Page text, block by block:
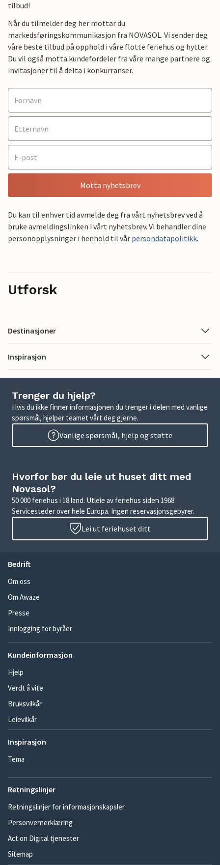
tilbud!
Når du tilmelder deg her mottar du
markedsføringskommunikasjon fra NOVASOL. Vi sender deg
våre beste tilbud på opphold i våre flotte feriehus og hytter.
Du vil også motta kundefordeler fra våre mange partnere og
invitasjoner til å delta i konkurranser.
Motta nyhetsbrev
Du kan til enhver tid avmelde deg fra vårt nyhetsbrev ved å
bruke avmeldingslinken i vårt nyhetsbrev. Vi behandler dine
personopplysninger i henhold til vår persondatapolitikk.
Utforsk
Destinasjoner
Inspirasjon
Trenger du hjelp?
Hvis du ikke finner informasjonen du trenger i delen med vanlige
spørsmål, hjelper teamet vårt deg gjerne.
Vanlige spørsmål, hjelp og støtte
Hvorfor bør du leie ut huset ditt med
Novasol?
50 000 feriehus i 18 land. Utleie av feriehus siden 1968.
Servicesteder over hele Europa. Ingen reservasjonsgebyrer.
Lei ut feriehuset ditt
Bedrift
Om oss
Om Awaze
Presse
Innlogging for byråer
Kundeinformasjon
Hjelp
Verdt å vite
Bruksvilkår
Leievilkår
Inspirasjon
Tema
Retningslinjer
Retningslinjer for informasjonskapsler
Personvernerklæring
Act on Digital tjenester
Sitemap